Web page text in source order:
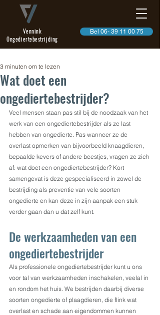
Bel 06- 39 11 00 75
Vennink
Ongediertebestrijding
Wat doet een
ongediertebestrijder?
3 minuten om te lezen
Veel mensen staan pas stil bij de noodzaak van het
werk van een ongediertebestrijder als ze last
hebben van ongedierte. Pas wanneer ze de
overlast opmerken van bijvoorbeeld knaagdieren,
bepaalde kevers of andere beestjes, vragen ze zich
af: wat doet een ongediertebestrijder? Kort
samengevat is deze gespecialiseerd in zowel de
bestrijding als preventie van vele soorten
ongedierte en kan deze in zijn aanpak een stuk
verder gaan dan u dat zelf kunt.
De werkzaamheden van een
ongediertebestrijder
Als professionele ongediertebestrijder kunt u ons
voor tal van werkzaamheden inschakelen, veelal in
en rondom het huis. We bestrijden daarbij diverse
soorten ongedierte of plaagdieren, die flink wat
overlast en schade aan eigendommen kunnen